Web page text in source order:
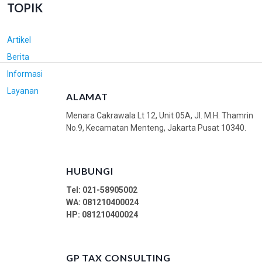
TOPIK
Artikel
Berita
Informasi
Layanan
ALAMAT
Menara Cakrawala Lt 12, Unit 05A, Jl. M.H. Thamrin
No.9, Kecamatan Menteng, Jakarta Pusat 10340.
HUBUNGI
Tel: 021-58905002
WA: 081210400024
HP: 081210400024
GP TAX CONSULTING